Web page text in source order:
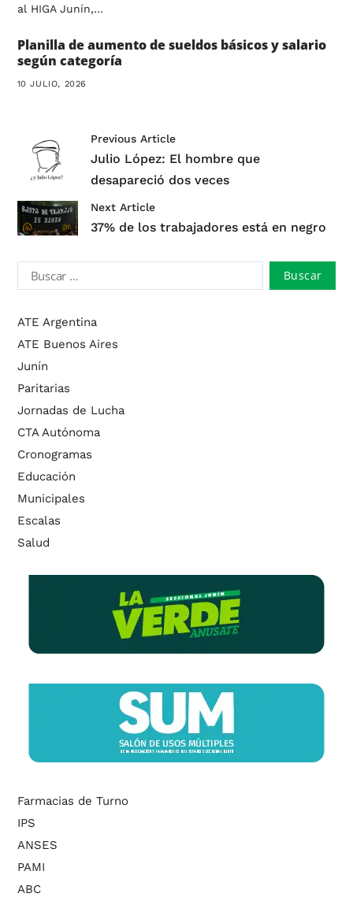
al HIGA Junín,…
Planilla de aumento de sueldos básicos y salario
según categoría
10 JULIO, 2026
Previous Article
Julio López: El hombre que
desapareció dos veces
Next Article
37% de los trabajadores está en negro
ATE Argentina
ATE Buenos Aires
Junín
Paritarias
Jornadas de Lucha
CTA Autónoma
Cronogramas
Educación
Municipales
Escalas
Salud
Farmacias de Turno
IPS
ANSES
PAMI
ABC